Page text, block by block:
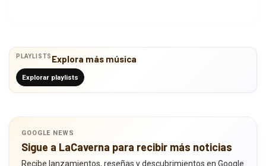
PLAYLISTS Explora más música
Explorar playlists
GOOGLE NEWS
Sigue a LaCaverna para recibir más noticias
Recibe lanzamientos, reseñas y descubrimientos en Google